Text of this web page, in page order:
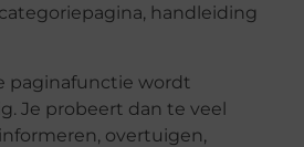
handleiding
paginafunctie wordt
Je probeert dan te veel
overtuigen,